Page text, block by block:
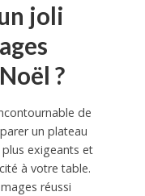
joli
?
de
un plateau
exigeants et
à votre table.
réussi